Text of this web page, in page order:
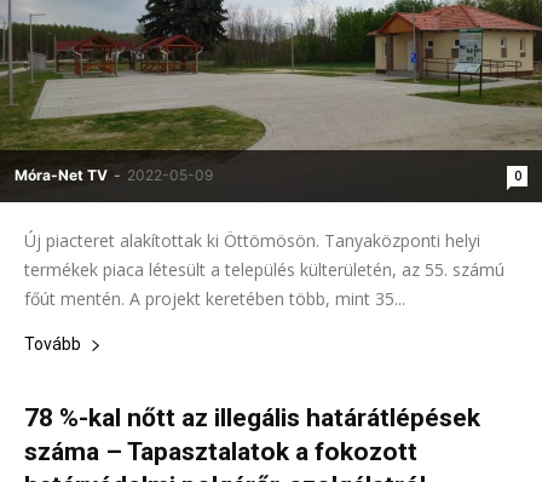
Móra-Net TV - 2022-05-09 0
Új piacteret alakítottak ki Öttömösön. Tanyaközponti helyi
termékek piaca létesült a település külterületén, az 55. számú
főút mentén. A projekt keretében több, mint 35...
Tovább
78 %-kal nőtt az illegális határátlépések
száma – Tapasztalatok a fokozott